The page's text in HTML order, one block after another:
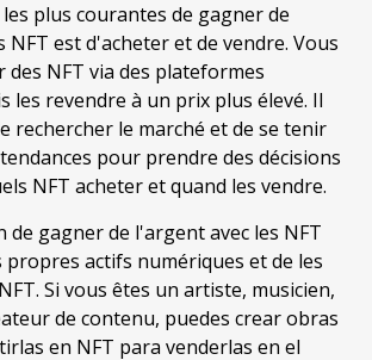
plus courantes de gagner de
NFT est d'acheter et de vendre. Vous
des NFT via des plateformes
les revendre à un prix plus élevé. Il
rechercher le marché et de se tenir
pour prendre des décisions
NFT acheter et quand les vendre.
de gagner de l'argent avec les NFT
propres actifs numériques et de les
Si vous êtes un artiste, musicien,
de contenu, puedes crear obras
en NFT para venderlas en el